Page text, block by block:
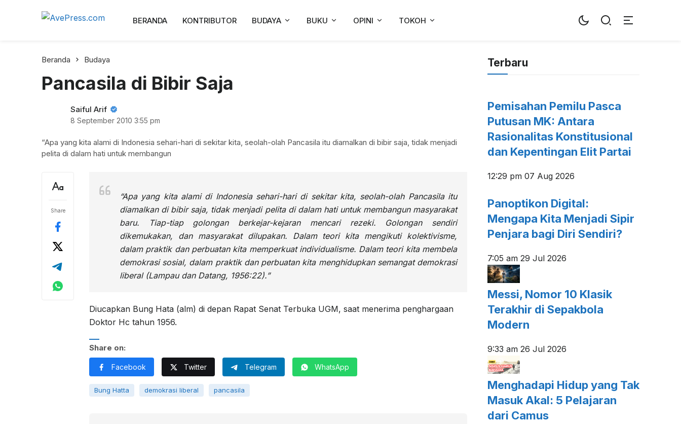
AvePress.comBERANDA KONTRIBUTOR BUDAYA BUKU OPINI TOKOH
Beranda Budaya
Pancasila di Bibir Saja
Saiful Arif
8 September 2010 3:55 pm
“Apa yang kita alami di Indonesia sehari-hari di sekitar kita, seolah-olah Pancasila itu diamalkan di bibir saja, tidak menjadi
pelita di dalam hati untuk membangun
Share
“Apa yang kita alami di Indonesia sehari-hari di sekitar kita, seolah-olah Pancasila itu
diamalkan di bibir saja, tidak menjadi pelita di dalam hati untuk membangun masyarakat
baru.
Tiap-tiap golongan berkejar-kejaran mencari rezeki. Golongan sendiri
dikemukakan, dan masyarakat dilupakan. Dalam teori kita mengikuti kolektivisme,
dalam praktik dan perbuatan kita memperkuat individualisme. Dalam teori kita membela
demokrasi sosial, dalam praktik dan perbuatan kita menghidupkan semangat demokrasi
liberal (Lampau dan Datang, 1956:22).”
Diucapkan Bung Hata (alm) di depan Rapat Senat Terbuka UGM, saat menerima penghargaan
Doktor Hc tahun 1956.
Share on:
Facebook Twitter Telegram WhatsApp
Bung Hatta demokrasi liberal pancasila
Terbaru
Pemisahan Pemilu Pasca
Putusan MK: Antara
Rasionalitas Konstitusional
dan Kepentingan Elit Partai
12:29 pm 07 Aug 2026
Panoptikon Digital:
Mengapa Kita Menjadi Sipir
Penjara bagi Diri Sendiri?
7:05 am 29 Jul 2026
Messi, Nomor 10 Klasik
Terakhir di Sepakbola
Modern
9:33 am 26 Jul 2026
Menghadapi Hidup yang Tak
Masuk Akal: 5 Pelajaran
dari Camus